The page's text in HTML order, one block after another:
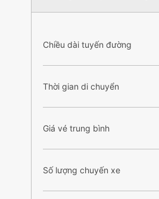
Chiều dài tuyến đường
Thời gian di chuyển
Giá vé trung bình
Số lượng chuyến xe